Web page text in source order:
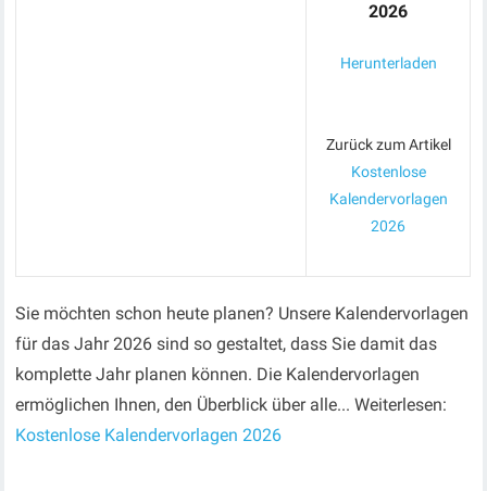
2026
Herunterladen
Zurück zum Artikel
Kostenlose
Kalendervorlagen
2026
Sie möchten schon heute planen? Unsere Kalendervorlagen
für das Jahr 2026 sind so gestaltet, dass Sie damit das
komplette Jahr planen können. Die Kalendervorlagen
ermöglichen Ihnen, den Überblick über alle... Weiterlesen:
Kostenlose Kalendervorlagen 2026